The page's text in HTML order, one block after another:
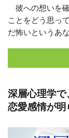
彼への想いを
ことをどう思っ
だ怖いというあ
深層心理学
恋愛感情が明